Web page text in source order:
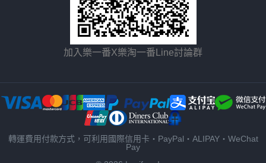
加入樂一番X樂淘一番Line討論群
轉運費用付款方式，可利用國際信用卡・PayPal・ALIPAY・WeChat
Pay